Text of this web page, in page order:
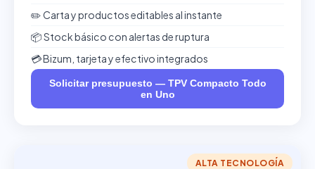
✏️ Carta y productos editables al instante
📦 Stock básico con alertas de ruptura
💳 Bizum, tarjeta y efectivo integrados
Solicitar presupuesto — TPV Compacto Todo
en Uno
ALTA TECNOLOGÍA